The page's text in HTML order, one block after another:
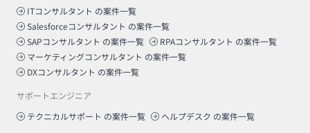
ITコンサルタント の案件一覧
Salesforceコンサルタント の案件一覧
SAPコンサルタント の案件一覧 RPAコンサルタント の案件一覧
マーケティングコンサルタント の案件一覧
DXコンサルタント の案件一覧
サポートエンジニア
テクニカルサポート の案件一覧 ヘルプデスク の案件一覧